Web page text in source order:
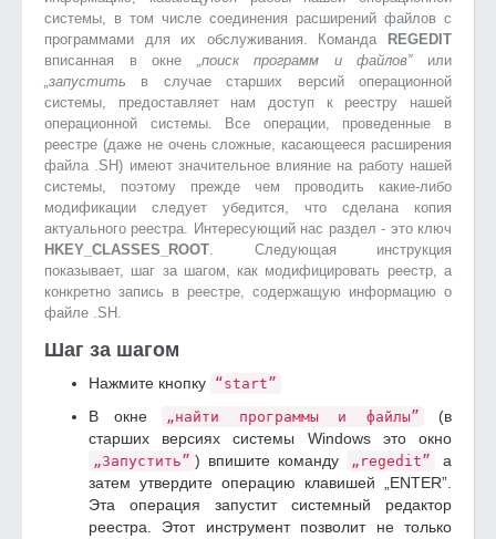
системы, в том числе соединения расширений файлов с
программами для их обслуживания. Команда
REGEDIT
вписанная в окне „поиск программ и файлов”или
„запустить в случае старших версий операционной
системы, предоставляет нам доступ к реестру нашей
операционной системы. Все операции, проведенные в
реестре (даже не очень сложные, касающееся расширения
файла .SH) имеют значительное влияние на работу нашей
системы, поэтому прежде чем проводить какие-либо
модификации следует убедится, что сделана копия
актуального реестра. Интересующий нас раздел - это ключ
HKEY_CLASSES_ROOT. Следующая инструкция
показывает, шаг за шагом, как модифицировать реестр, а
конкретно запись в реестре, содержащую информацию о
файле .SH.
Шаг за шагом
Нажмите кнопку “start”
В окне „найти программы и файлы”
(в
старших версиях системы Windows это окно
„Запустить” ) впишите команду „regedit”
а
затем утвердите операцию клавишей „ENTER”.
Эта операция запустит системный редактор
реестра. Этот инструмент позволит не только